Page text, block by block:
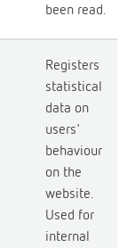
been read.
Registers
statistical
data on
users'
behaviour
on the
website.
Used for
internal